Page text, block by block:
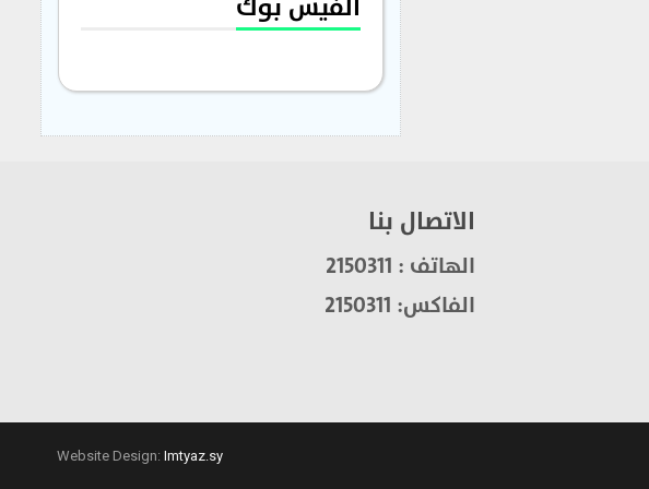
الاتصال بنا
الهاتف : 2150311
الفاكس: 2150311
Website Design: Imtyaz.sy